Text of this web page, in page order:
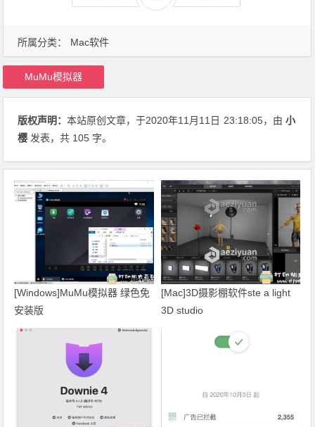
所属分类： Mac软件
MuMu模拟器
版权声明：本站原创文章，于2020年11月11日 23:18:05，由小
樱 发表，共 105 字。
[Windows]MuMu模拟器 绿色免
安装版
[Mac]3D摄影棚软件ste a light
3D studio